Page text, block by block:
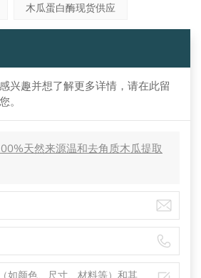
木瓜蛋白酶现货供应
兴趣并想了解更多详情，请在此留
。
天然来源温和去角质木瓜提取